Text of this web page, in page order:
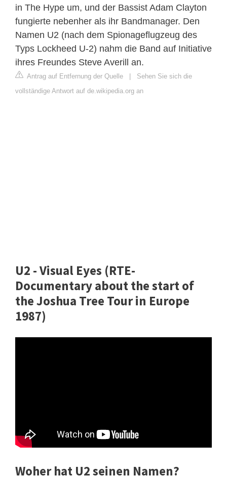
in The Hype um, und der Bassist Adam Clayton
fungierte nebenher als ihr Bandmanager. Den
Namen U2 (nach dem Spionageflugzeug des
Typs Lockheed U-2) nahm die Band auf Initiative
ihres Freundes Steve Averill an.
Antrag auf Entfernung der Quelle
Sehen Sie sich die
vollständige Antwort auf de.wikipedia.org an
U2 - Visual Eyes (RTE-
Documentary about the start of
the Joshua Tree Tour in Europe
1987)
Woher hat U2 seinen Namen?